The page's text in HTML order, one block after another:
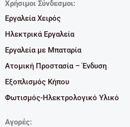
Χρήσιμοι Σύνδεσμοι:
Εργαλεία Χειρός
Ηλεκτρικά Εργαλεία
Εργαλεία με Μπαταρία
Ατομική Προστασία – Ένδυση
Εξοπλισμός Κήπου
Φωτισμός-Ηλεκτρολογικό Υλικό
Αγορές: